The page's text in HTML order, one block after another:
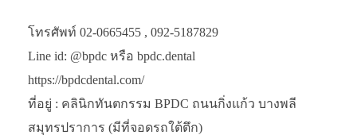
โทรศัพท์ 02-0665455 , 092-5187829
Line id: @bpdc หรือ bpdc.dental
https://bpdcdental.com/
ที่อยู่ : คลินิกทันตกรรม BPDC ถนนกิ่งแก้ว บางพลี
สมุทรปราการ (มีที่จอดรถใต้ตึก)